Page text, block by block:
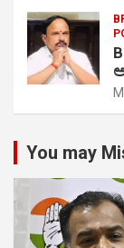
You may